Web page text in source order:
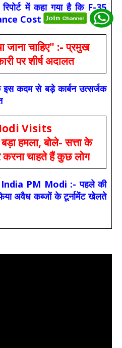
में कहा गया है कि F-35
Cost अधिक है
जाना चाहिए" :- प्रमुख
पर शीर्ष अदालत
इस कदम से बड़े कार्बन उत्सर्जक
Visits
हमला, बोले- सत्ता के
करना चाहते हैं कुछ लोग
PM Modi :- पहले की
अवैध कब्जों के टूर्नामेंट खेलते